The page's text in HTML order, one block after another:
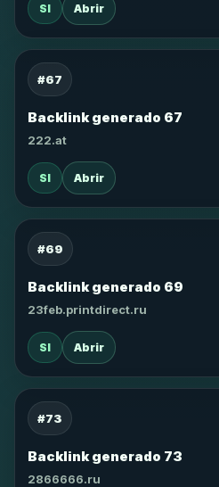
SI Abrir
#67
Backlink generado 67
222.at
SI Abrir
#69
Backlink generado 69
23feb.printdirect.ru
SI Abrir
#73
Backlink generado 73
2866666.ru